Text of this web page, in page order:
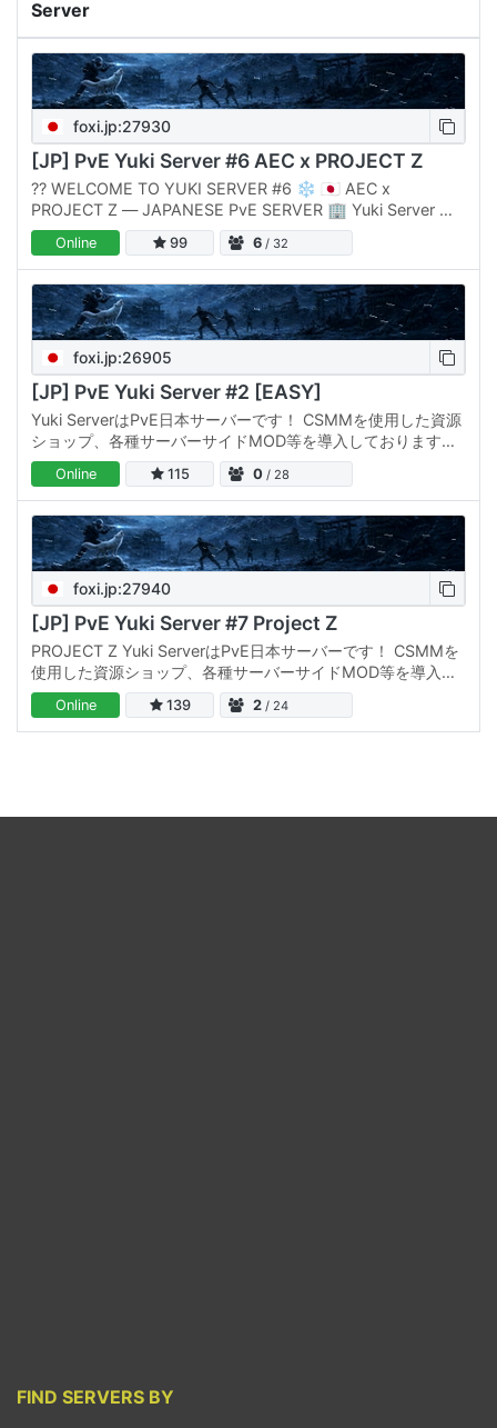
Server
foxi.jp:27930
[JP] PvE Yuki Server #6 AEC x PROJECT Z
??️ WELCOME TO YUKI SERVER #6 ❄️ 🇯🇵 AEC x
PROJECT Z — JAPANESE PvE SERVER 🏢 Yuki Server ！
Yuki Server 、「AEC x Project Z」を導入した日本国内運営
のPvEサーバーです。 AEC x Project…
Online 99 6 / 32
foxi.jp:26905
[JP] PvE Yuki Server #2 [EASY]
Yuki ServerはPvE日本サーバーです！ CSMMを使用した資源
ショップ、各種サーバーサイドMOD等を導入しております。
毎日1時、4時、12時、18時に再起動が行われます。 Website:
/ ルール: Discord:
Online 115 0 / 28
foxi.jp:27940
[JP] PvE Yuki Server #7 Project Z
PROJECT Z Yuki ServerはPvE日本サーバーです！ CSMMを
使用した資源ショップ、各種サーバーサイドMOD等を導入し
ております。 毎日1時、4時、12時、18時に再起動が行われま
す。 Website: ルール: Discord:
Online 139 2 / 24
FIND SERVERS BY